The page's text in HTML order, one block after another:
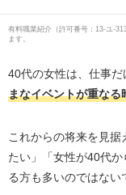
有料職業紹介（許可番号：13-ユ-
ます。
40代の女性は、仕事だ
まなイベントが重なる
これからの将来を見
たい」「女性が40代か
る方も多いのではない